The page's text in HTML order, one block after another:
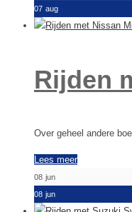
07 aug
Rijden
Over geheel andere
Lees meer
08 jun
08 jun